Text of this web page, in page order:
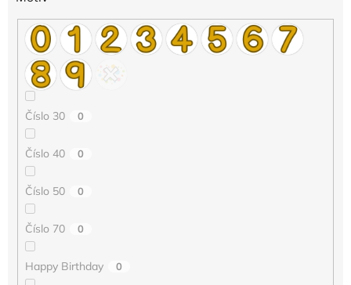
Číslo 30 0
Číslo 40 0
Číslo 50 0
Číslo 70 0
Happy Birthday 0